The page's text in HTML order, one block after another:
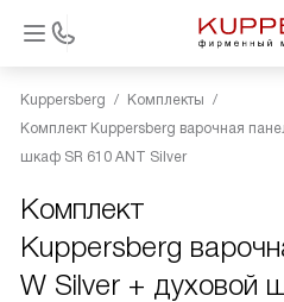
Kuppersberg
Комплекты
Комплект Kuppersberg варочная
шкаф SR 610 ANT Silver
Комплект
Kuppersberg
W Silver + духовой